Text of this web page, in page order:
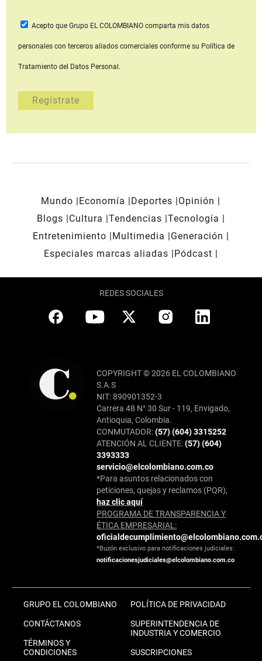
Acepto que Grupo EL COLOMBIANOcomparta mis datos
personales con terceros aliados comerciales conforme su Política de
Tratamiento del Datos Personal.
Mundo Economía Deportes
Opinión
Blogs
Cultura Tendencias Tecnología
Entretenimiento
Multimedia
Generación
Especiales marcas aliadas
Pódcast
REDES SOCIALES
COPYRIGHT © 2026 EL COLOMBIANO
S.A.S
NIT: 890901352-3
Carrera 48 N° 30 Sur - 119, Envigado,
Antioquia, Colombia.
CONMUTADOR:(57) (604) 3315252
ATENCIÓN AL CLIENTE:(57) (604)
3393333
servicio@elcolombiano.com.co
*Para asuntos relacionados con
peticiones, quejas y reclamos (PQR),
haz clic aquí
PROGRAMA DE TRANSPARENCIA Y
ÉTICA EMPRESARIAL:
*Buzón exclusivo para notificaciones judiciales:
notificacionesjudiciales@elcolombiano.com.co
GRUPO EL COLOMBIANO
CONTÁCTANOS
TÉRMINOS Y
CONDICIONES
POLÍTICA DE PRIVACIDAD
SUPERINTENDENCIA DE
INDUSTRIA Y COMERCIO
SUSCRIPCIONES